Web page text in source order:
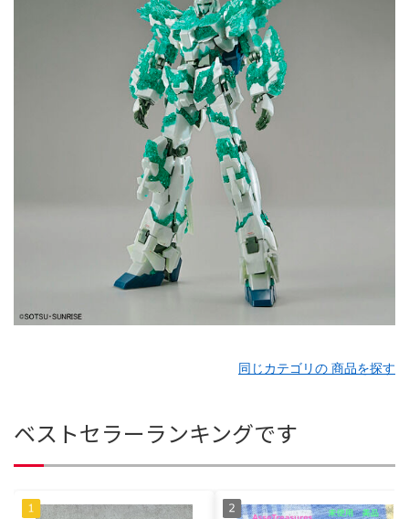
同じカテゴリの 商品を探す
ベストセラーランキングです